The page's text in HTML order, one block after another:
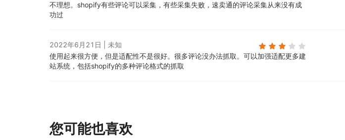
不理想。 shopify有些评论可以采集，有些采集失败，速卖通的评论采集从来没有成
功过
2022年6月21日
未知
使用起来很方便，但是适配性不是很好。很多评论没办法抓取。 可以加强适配更多建
站系统，包括shopify的多种评论格式的抓取
您可能也喜欢